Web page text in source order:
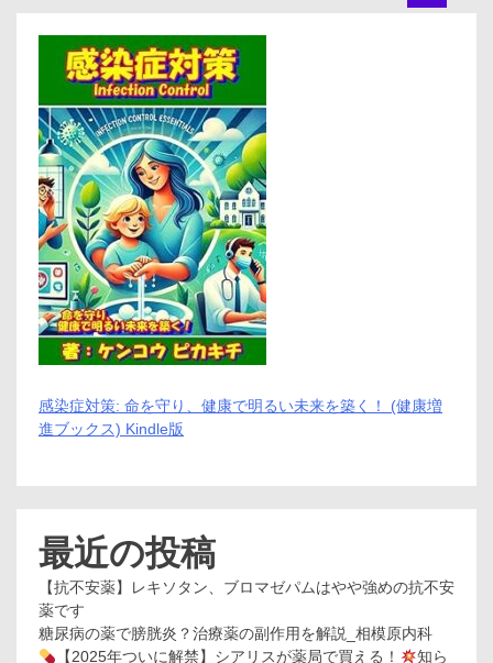
感染症対策: 命を守り、健康で明るい未来を築く！ (健康増
進ブックス) Kindle版
最近の投稿
【抗不安薬】レキソタン、ブロマゼパムはやや強めの抗不安
薬です
糖尿病の薬で膀胱炎？治療薬の副作用を解説_相模原内科
【2025年ついに解禁】シアリスが薬局で買える！
知ら